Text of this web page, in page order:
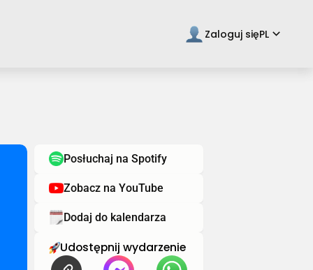
Zaloguj sięPL keyboard_arrow_down
Posłuchaj na Spotify
Zobacz na YouTube
Dodaj do kalendarza
Udostępnij wydarzenie